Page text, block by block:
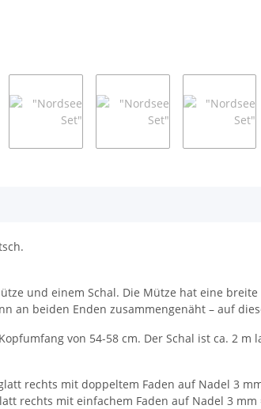
und einem Schal. Die Mütze hat eine
an beiden Enden zusammengenäht – auf
von 54-58 cm. Der Schal ist ca. 2 m
rechts mit doppeltem Faden auf Nadel 3
rechts mit einfachem Faden auf Nadel 3 mm